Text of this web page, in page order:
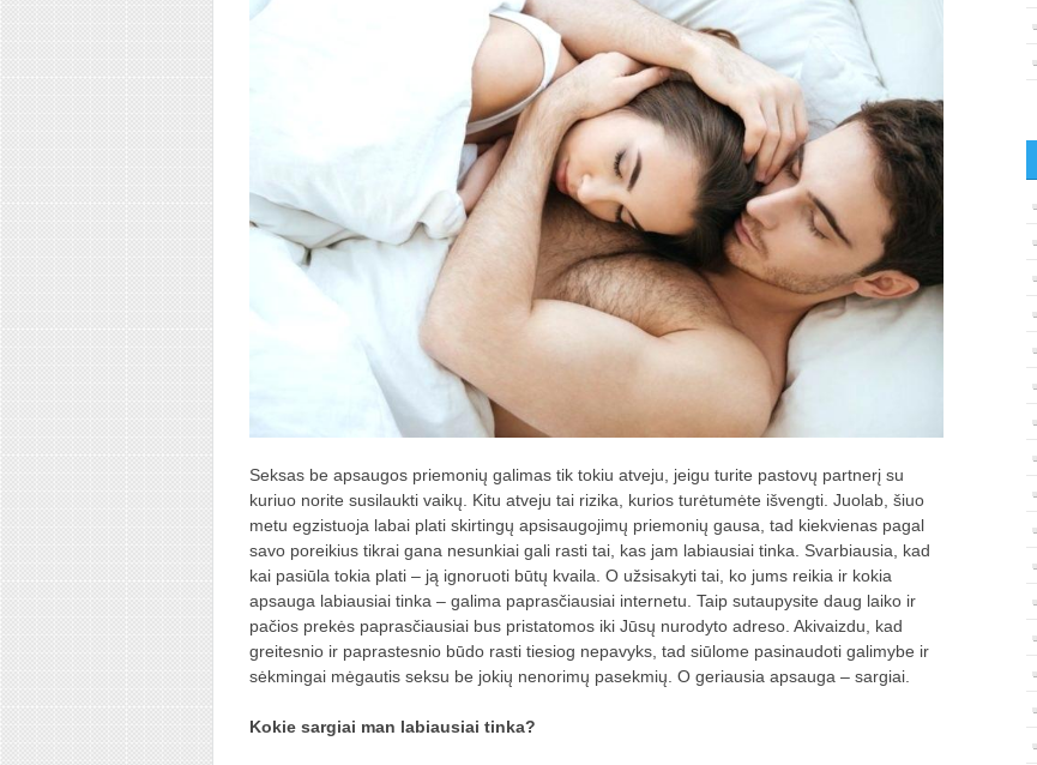
Seksas be apsaugos priemonių galimas tik tokiu atveju, jeigu turite pastovų partnerį su
kuriuo norite susilaukti vaikų. Kitu atveju tai rizika, kurios turėtumėte išvengti. Juolab, šiuo
metu egzistuoja labai plati skirtingų apsisaugojimų priemonių gausa, tad kiekvienas pagal
savo poreikius tikrai gana nesunkiai gali rasti tai, kas jam labiausiai tinka. Svarbiausia, kad
kai pasiūla tokia plati – ją ignoruoti būtų kvaila. O užsisakyti tai, ko jums reikia ir kokia
apsauga labiausiai tinka – galima paprasčiausiai internetu. Taip sutaupysite daug laiko ir
pačios prekės paprasčiausiai bus pristatomos iki Jūsų nurodyto adreso. Akivaizdu, kad
greitesnio ir paprastesnio būdo rasti tiesiog nepavyks, tad siūlome pasinaudoti galimybe ir
sėkmingai mėgautis seksu be jokių nenorimų pasekmių. O geriausia apsauga – sargiai.
Kokie sargiai man labiausiai tinka?